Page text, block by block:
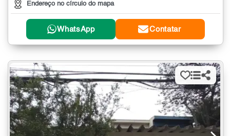
Endereço no círculo do mapa
WhatsApp Contatar